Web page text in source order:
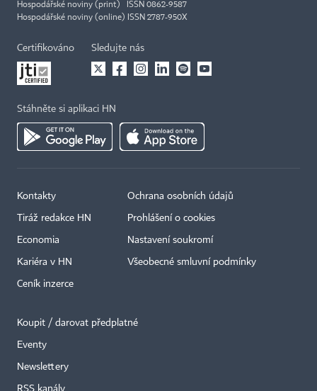
Hospodářské noviny (print) ISSN 0862-9587
Hospodářské noviny (online) ISSN 2787-950X
Certifikováno Sledujte nás
Stáhněte si aplikaci HN
Kontakty
Tiráž redakce HN
Economia
Kariéra v HN
Ceník inzerce
Ochrana osobních údajů
Prohlášení o cookies
Nastavení soukromí
Všeobecné smluvní podmínky
Koupit / darovat předplatné
Eventy
Newslettery
RSS kanály